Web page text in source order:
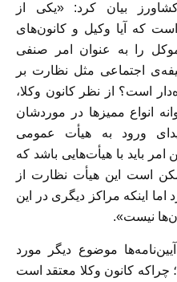
بیان کرد: «یکی از
که آیا وکیل و کانون‌های
را به عنوان امر صنفی
اجتماعی مثل نظارت بر
است؟ از نظر کانون وکلا،
انواع ممیزها در موردشان
ورود به هيأت عمومی
امر باید با هيأت‌هایی باشد که
است این هيأت نظارت از
اما اینکه مراکز دیگری در این
نیست».
موضوع دیگر مورد
کانون وکلا معتقد است